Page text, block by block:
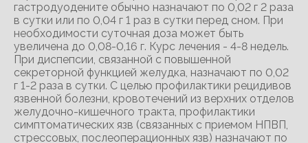
гастродуодените обычно назначают по 0,02 г 2 раза
в сутки или по 0,04 г 1 раз в сутки перед сном. При
необходимости суточная доза может быть
увеличена до 0,08-0,16 г. Курс лечения - 4-8 недель.
При диспепсии, связанной с повышенной
секреторной функцией желудка, назначают по 0,02
г 1-2 раза в сутки. С целью профилактики рецидивов
язвенной болезни, кровотечений из верхних отделов
желудочно-кишечного тракта, профилактики
симптоматических язв (связанных с приемом НПВП,
стрессовых, послеоперационных язв) назначают по